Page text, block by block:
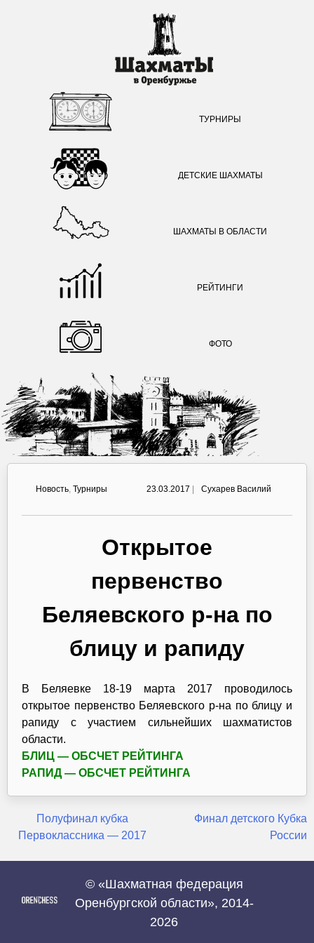
ТУРНИРЫ
ДЕТСКИЕ ШАХМАТЫ
ШАХМАТЫ В ОБЛАСТИ
РЕЙТИНГИ
ФОТО
Новость, Турниры 23.03.2017 Сухарев Василий
Открытое
первенство
Беляевского р-на по
блицу и рапиду
В Беляевке 18-19 марта 2017 проводилось
открытое первенство Беляевского р-на по блицу и
рапиду с участием сильнейших шахматистов
области.
БЛИЦ — ОБСЧЕТ РЕЙТИНГА
РАПИД — ОБСЧЕТ РЕЙТИНГА
Навигация
Полуфинал кубка
Первоклассника — 2017
Финал детского Кубка
России
© «Шахматная федерация
Оренбургской области», 2014-
2026